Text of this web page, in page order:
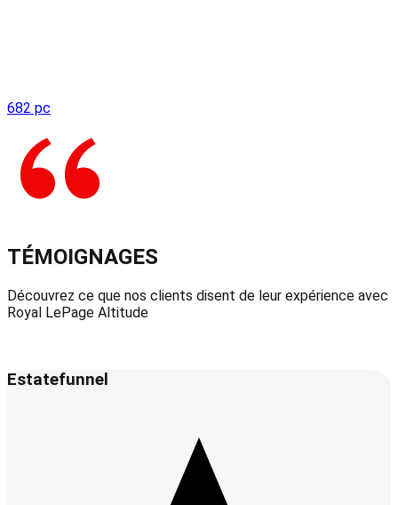
682 pc
TÉMOIGNAGES
Découvrez ce que nos clients disent de leur expérience avec
Royal LePage Altitude
Estatefunnel